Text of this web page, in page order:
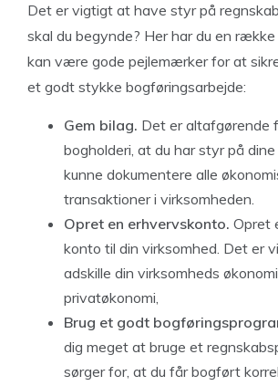
Det er vigtigt at have styr på
skal du begynde? Her har du en
kan være gode pejlemærker for at
et godt stykke bogføringsarbejde:
Gem bilag. Det er altafgørende
bogholderi, at du har styr på dine
kunne dokumentere alle
transaktioner i virksomheden.
Opret en erhvervskonto. Opret
konto til din virksomhed. Det er
adskille din virksomheds
privatøkonomi,
Brug et godt
dig meget at bruge et
sørger for, at du får bogført